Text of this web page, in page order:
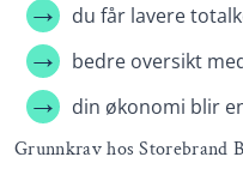
du får lavere
bedre oversikt
din økonomi blir
Grunnkrav hos Storebrand